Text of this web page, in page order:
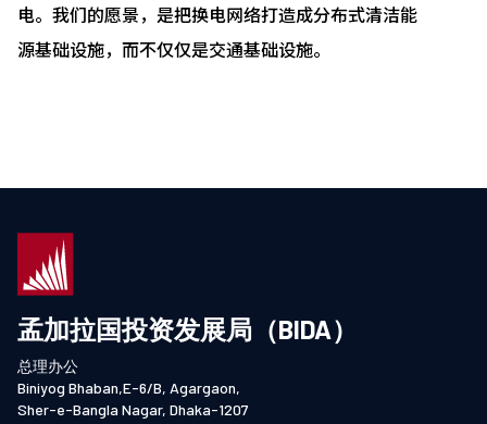
电。我们的愿景，是把换电网络打造成分布式清洁能
源基础设施，而不仅仅是交通基础设施。
孟加拉国投资发展局（BIDA）
总理办公
Biniyog Bhaban,E-6/B, Agargaon,
Sher-e-Bangla Nagar, Dhaka-1207